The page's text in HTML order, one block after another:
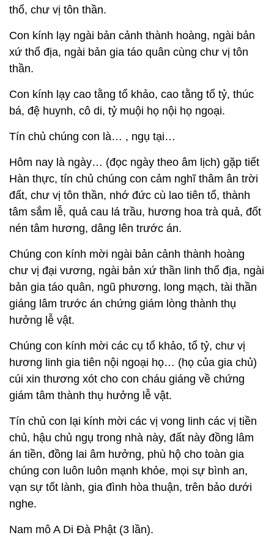
thổ, chư vị tôn thần.
Con kính lạy ngài bản cảnh thành hoàng, ngài bản
xứ thổ địa, ngài bản gia táo quân cùng chư vị tôn
thần.
Con kính lạy cao tằng tổ khảo, cao tằng tổ tỷ, thúc
bá, đệ huynh, cô di, tỷ muội họ nội họ ngoại.
Tín chủ chúng con là… , ngụ tại…
Hôm nay là ngày… (đọc ngày theo âm lịch) gặp tiết
Hàn thực, tín chủ chúng con cảm nghĩ thâm ân trời
đất, chư vị tôn thần, nhớ đức cù lao tiên tổ, thành
tâm sắm lễ, quả cau lá trầu, hương hoa trà quả, đốt
nén tâm hương, dâng lên trước án.
Chúng con kính mời ngài bản cảnh thành hoàng
chư vị đại vương, ngài bản xứ thần linh thổ địa, ngài
bản gia táo quân, ngũ phương, long mạch, tài thần
giáng lâm trước án chứng giám lòng thành thụ
hưởng lễ vật.
Chúng con kính mời các cụ tổ khảo, tổ tỷ, chư vị
hương linh gia tiên nội ngoại họ… (họ của gia chủ)
cúi xin thương xót cho con cháu giáng về chứng
giám tâm thành thụ hưởng lễ vật.
Tín chủ con lại kính mời các vị vong linh các vị tiền
chủ, hậu chủ ngụ trong nhà này, đất này đồng lâm
án tiền, đồng lai âm hưởng, phù hộ cho toàn gia
chúng con luôn luôn mạnh khỏe, mọi sự bình an,
vạn sự tốt lành, gia đình hòa thuận, trên bảo dưới
nghe.
Nam mô A Di Đà Phật (3 lần).